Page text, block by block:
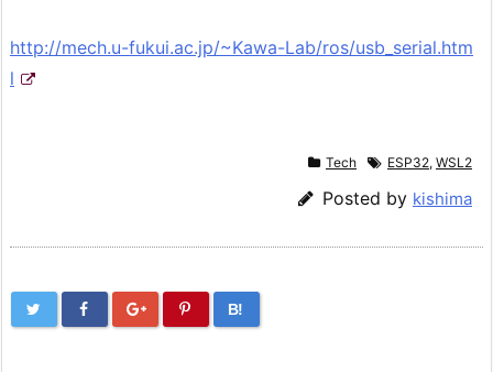
http://mech.u-fukui.ac.jp/~Kawa-Lab/ros/usb_serial.htm
l
Tech ESP32, WSL2
Posted by kishima
B!